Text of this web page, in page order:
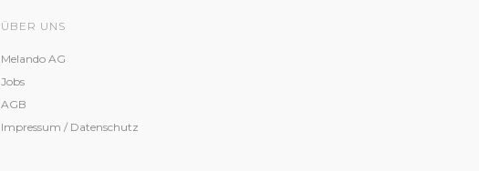
ÜBER UNS
Melando AG
Jobs
AGB
Impressum / Datenschutz